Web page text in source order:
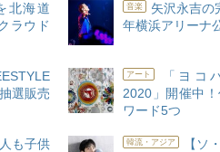
北海道
ラウド
音楽
矢沢永吉の
年横浜アリーナ
選販売
アート
「ヨコ
2020」開催中
ワード5つ
も子供
韓流・アジア
【ソ